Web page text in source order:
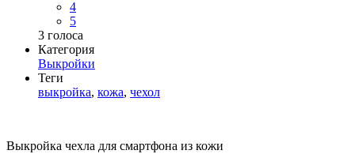
4
5
3 голоса
Категория
Выкройки
Теги
выкройка, кожа, чехол
Выкройка чехла для смартфона из кожи